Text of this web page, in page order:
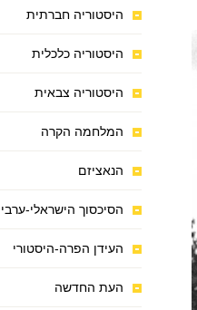
היסטוריה חברתית
היסטוריה כלכלית
היסטוריה צבאית
המלחמה הקרה
הנאציזם
הסיכסוך הישראלי-ערבי
העידן הפרה-היסטורי
העת החדשה